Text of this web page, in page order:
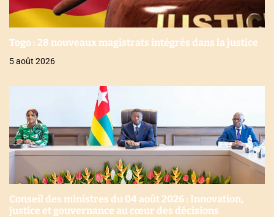
Togo : 28 nouveaux magistrats intégrés dans la justice
5 août 2026
Conseil des ministres du 04 août 2026 : Innovation,
justice et gouvernance au cœur des décisions